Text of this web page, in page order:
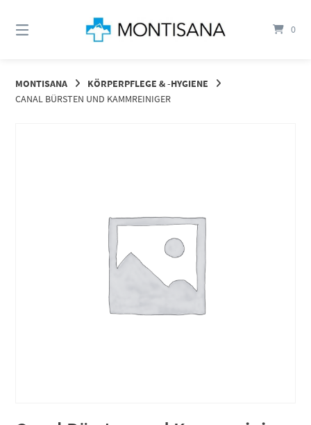
zum
0
MONTISANA
KÖRPERPFLEGE & -HYGIENE
CANAL BÜRSTEN UND KAMMREINIGER